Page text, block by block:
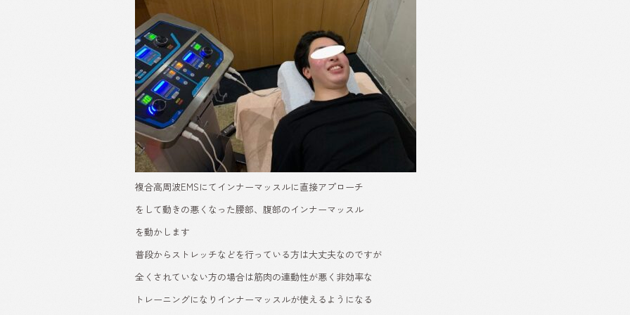
複合高周波EMSにてインナーマッスルに直接アプローチ
をして動きの悪くなった腰部、腹部のインナーマッスル
を動かします
普段からストレッチなどを行っている方は大丈夫なのですが
全くされていない方の場合は筋肉の連動性が悪く非効率な
トレーニングになりインナーマッスルが使えるようになる